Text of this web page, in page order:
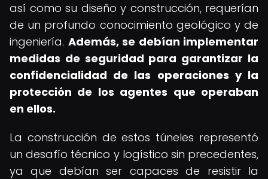
así como su diseño y construcción, requerían
de un profundo conocimiento geológico y de
ingeniería. Además, se debían implementar
medidas de seguridad para garantizar la
confidencialidad de las operaciones y la
protección de los agentes que operaban
en ellos.
La construcción de estos túneles representó
un desafío técnico y logístico sin precedentes,
ya que debían ser capaces de resistir la